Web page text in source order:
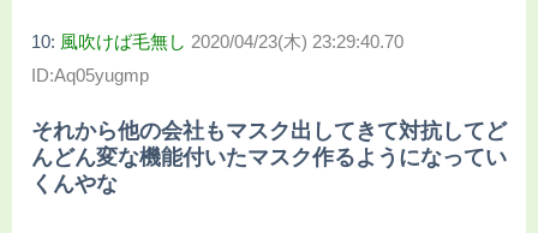
10: 風吹けば毛無し 2020/04/23(木) 23:29:40.70
ID:Aq05yugmp
それから他の会社もマスク出してきて対抗してど
んどん変な機能付いたマスク作るようになってい
くんやな